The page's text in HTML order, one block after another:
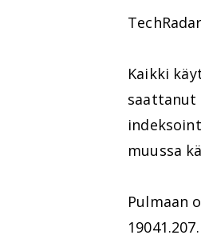
Kaikki
saattanut
muussa
Pulmaan